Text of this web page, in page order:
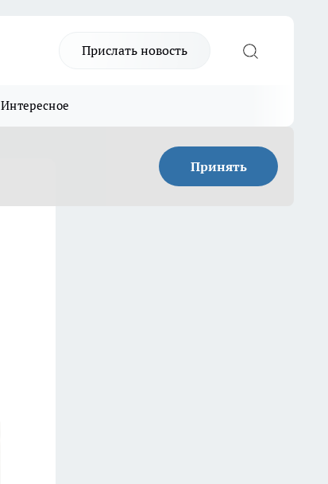
Прислать новость
Интересное
Принять